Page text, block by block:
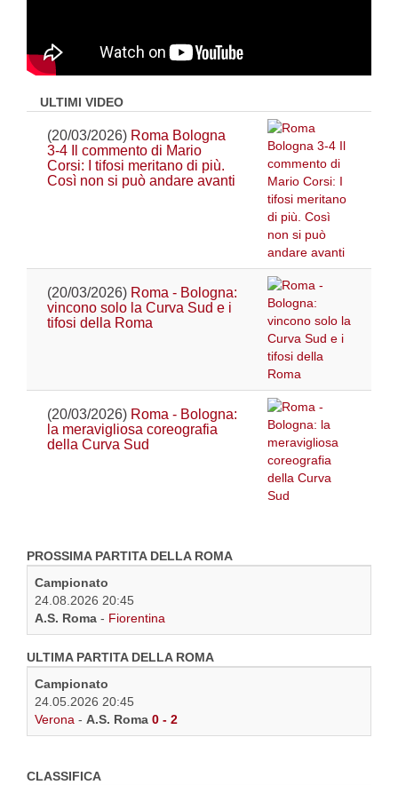
ULTIMI VIDEO
(20/03/2026) Roma Bologna
3-4 Il commento di Mario
Corsi: I tifosi meritano di più.
Così non si può andare avanti
(20/03/2026) Roma - Bologna:
vincono solo la Curva Sud e i
tifosi della Roma
(20/03/2026) Roma - Bologna:
la meravigliosa coreografia
della Curva Sud
PROSSIMA PARTITA DELLA ROMA
Campionato
24.08.2026 20:45
A.S. Roma - Fiorentina
ULTIMA PARTITA DELLA ROMA
Campionato
24.05.2026 20:45
Verona - A.S. Roma 0 - 2
CLASSIFICA